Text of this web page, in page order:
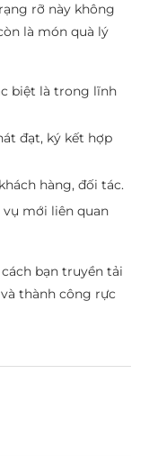
rỡ này không
là món quà lý
biệt là trong lĩnh
đạt, ký kết hợp
hàng, đối tác.
mới liên quan
bạn truyền tải
thành công rực